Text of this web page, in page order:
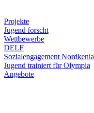
Projekte
Jugend forscht
Wettbewerbe
DELF
Sozialengagement Nordkenia
Jugend trainiert für Olympia
Angebote